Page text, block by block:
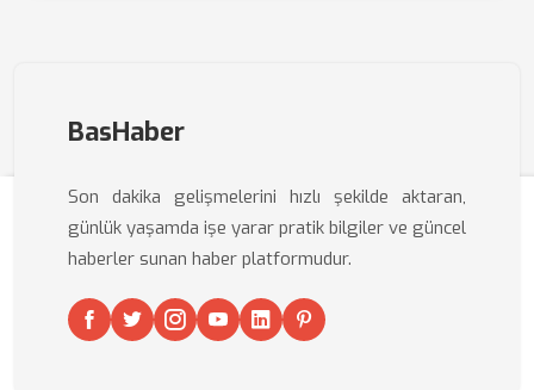
BasHaber
Son dakika gelişmelerini hızlı şekilde aktaran,
günlük yaşamda işe yarar pratik bilgiler ve güncel
haberler sunan haber platformudur.